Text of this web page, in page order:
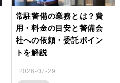
常駐警備の業務とは？費
用・料金の目安と警備会
社への依頼・委託ポイン
トを解説
2026-07-29